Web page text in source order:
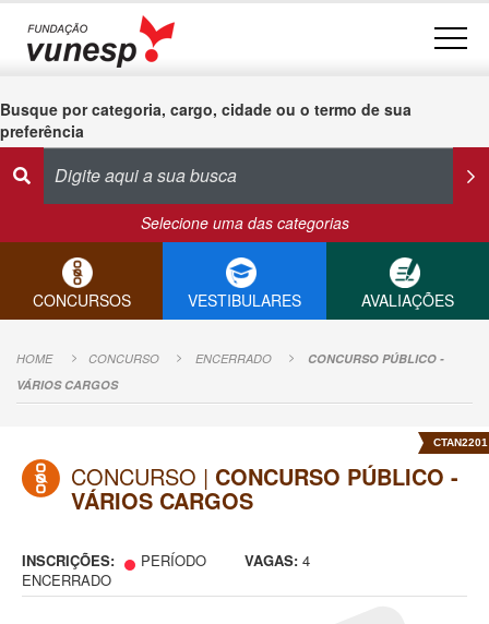
Busque por categoria, cargo, cidade ou o termo de sua
preferência
Selecione uma das categorias
CONCURSOS VESTIBULARES AVALIAÇÕES
HOME CONCURSO ENCERRADO
CONCURSO PÚBLICO -
VÁRIOS CARGOS
CTAN2201
CONCURSO | CONCURSO PÚBLICO -
VÁRIOS CARGOS
INSCRIÇÕES:
PERÍODO
ENCERRADO
VAGAS: 4